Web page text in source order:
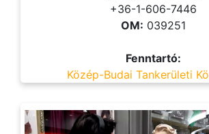
+36-1-606-7446
OM: 039251
Fenntartó:
Közép-Budai Tankerületi